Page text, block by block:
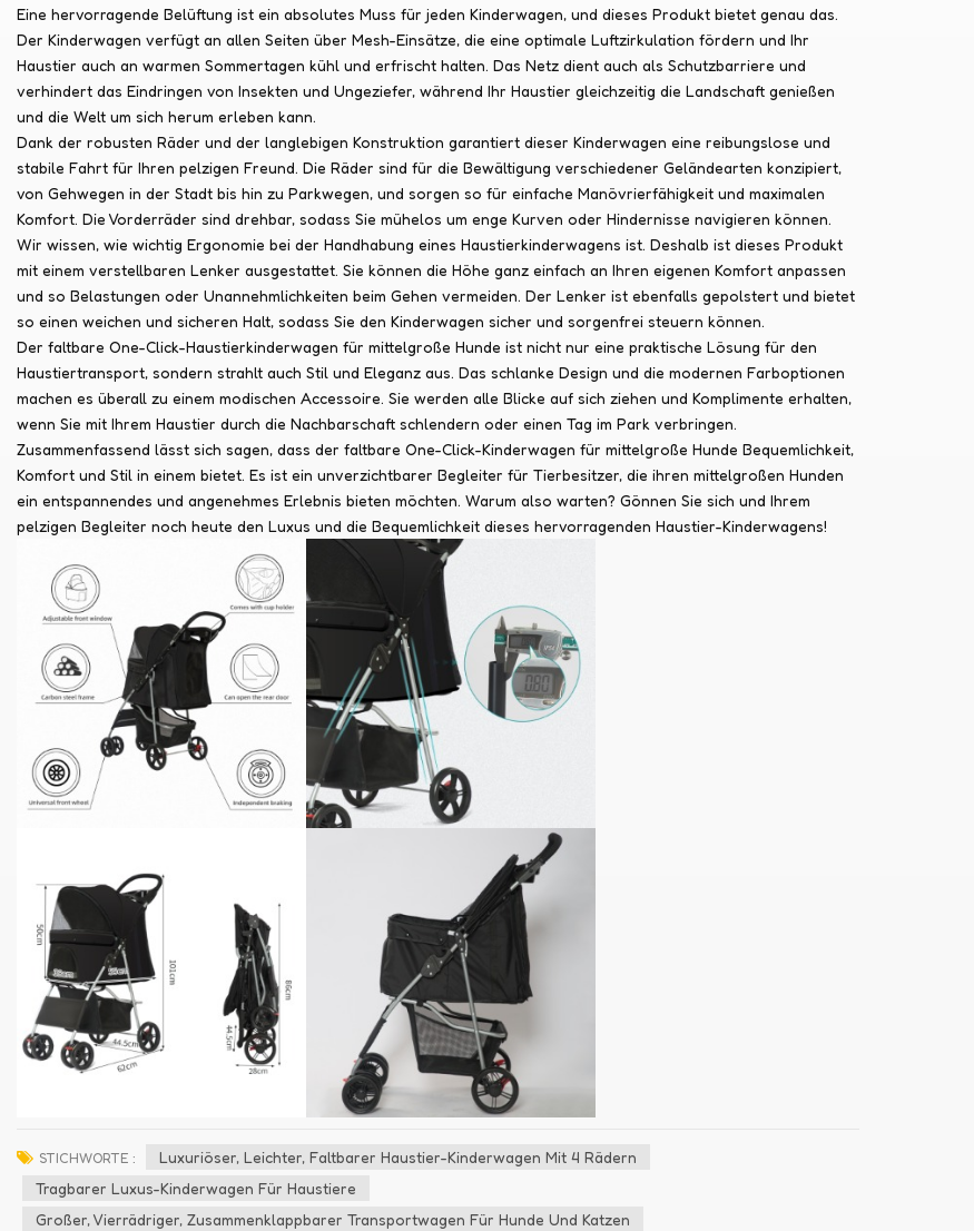
Eine hervorragende Belüftung ist ein absolutes Muss für jeden Kinderwagen, und dieses Produkt bietet genau das.
Der Kinderwagen verfügt an allen Seiten über Mesh-Einsätze, die eine optimale Luftzirkulation fördern und Ihr
Haustier auch an warmen Sommertagen kühl und erfrischt halten. Das Netz dient auch als Schutzbarriere und
verhindert das Eindringen von Insekten und Ungeziefer, während Ihr Haustier gleichzeitig die Landschaft genießen
und die Welt um sich herum erleben kann.
Dank der robusten Räder und der langlebigen Konstruktion garantiert dieser Kinderwagen eine reibungslose und
stabile Fahrt für Ihren pelzigen Freund. Die Räder sind für die Bewältigung verschiedener Geländearten konzipiert,
von Gehwegen in der Stadt bis hin zu Parkwegen, und sorgen so für einfache Manövrierfähigkeit und maximalen
Komfort. Die Vorderräder sind drehbar, sodass Sie mühelos um enge Kurven oder Hindernisse navigieren können.
Wir wissen, wie wichtig Ergonomie bei der Handhabung eines Haustierkinderwagens ist. Deshalb ist dieses Produkt
mit einem verstellbaren Lenker ausgestattet. Sie können die Höhe ganz einfach an Ihren eigenen Komfort anpassen
und so Belastungen oder Unannehmlichkeiten beim Gehen vermeiden. Der Lenker ist ebenfalls gepolstert und bietet
so einen weichen und sicheren Halt, sodass Sie den Kinderwagen sicher und sorgenfrei steuern können.
Der faltbare One-Click-Haustierkinderwagen für mittelgroße Hunde ist nicht nur eine praktische Lösung für den
Haustiertransport, sondern strahlt auch Stil und Eleganz aus. Das schlanke Design und die modernen Farboptionen
machen es überall zu einem modischen Accessoire. Sie werden alle Blicke auf sich ziehen und Komplimente erhalten,
wenn Sie mit Ihrem Haustier durch die Nachbarschaft schlendern oder einen Tag im Park verbringen.
Zusammenfassend lässt sich sagen, dass der faltbare One-Click-Kinderwagen für mittelgroße Hunde Bequemlichkeit,
Komfort und Stil in einem bietet. Es ist ein unverzichtbarer Begleiter für Tierbesitzer, die ihren mittelgroßen Hunden
ein entspannendes und angenehmes Erlebnis bieten möchten. Warum also warten? Gönnen Sie sich und Ihrem
pelzigen Begleiter noch heute den Luxus und die Bequemlichkeit dieses hervorragenden Haustier-Kinderwagens!
STICHWORTE :
Luxuriöser, Leichter, Faltbarer Haustier-Kinderwagen Mit 4 Rädern
Tragbarer Luxus-Kinderwagen Für Haustiere
Großer, Vierrädriger, Zusammenklappbarer Transportwagen Für Hunde Und Katzen